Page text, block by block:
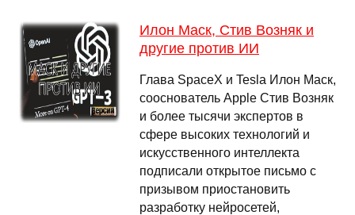
Илон Маск, Стив Возняк и
другие против ИИ
Глава SpaceX и Tesla Илон Маск,
сооснователь Apple Стив Возняк
и более тысячи экспертов в
сфере высоких технологий и
искусственного интеллекта
подписали открытое письмо с
призывом приостановить
разработку нейросетей,